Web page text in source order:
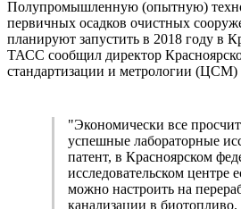
Полупромышленную (опытную)
первичных осадков очистных
планируют запустить в 2018 году в
ТАСС сообщил директор
стандартизации и метрологии
"Экономически все
успешные лабораторные
патент, в Красноярском
исследовательском центре
можно настроить на
канализации в